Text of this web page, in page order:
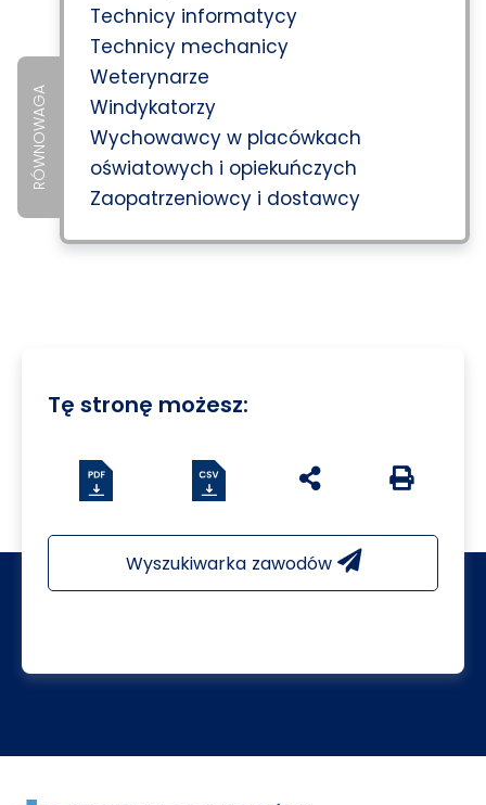
RÓWNOWAGA
Technicy informatycy
Technicy mechanicy
Weterynarze
Windykatorzy
Wychowawcy w placówkach
oświatowych i opiekuńczych
Zaopatrzeniowcy i dostawcy
Tę stronę możesz:
Pobierz plik csvudostępnij na social
Generuj
Wyszukiwarka zawodów